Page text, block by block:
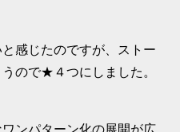
感じたのですが、ストー
ので★４つにしました。
ワンパターン化の展開が広